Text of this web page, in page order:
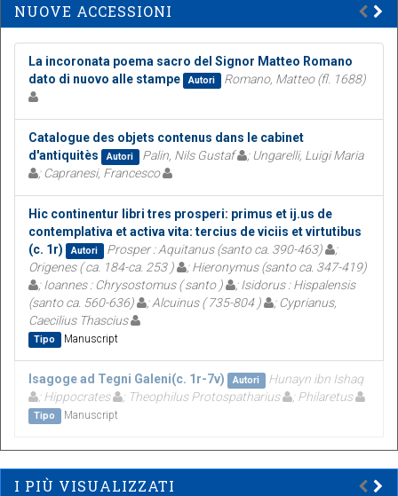
NUOVE ACCESSIONI
La incoronata poema sacro del Signor Matteo Romano
dato di nuovo alle stampe
Autori Romano, Matteo (fl. 1688)
Catalogue des objets contenus dans le cabinet
d'antiquitès
Autori Palin, Nils Gustaf
; Ungarelli, Luigi Maria
; Capranesi, Francesco
Hic continentur libri tres prosperi: primus et ij.us de
contemplativa et activa vita: tercius de viciis et virtutibus
(c. 1r)
Autori Prosper : Aquitanus (santo ca. 390-463)
;
Origenes ( ca. 184-ca. 253 )
; Hieronymus (santo ca. 347-419)
; Ioannes : Chrysostomus ( santo )
; Isidorus : Hispalensis
(santo ca. 560-636)
; Alcuinus ( 735-804 )
; Cyprianus,
Caecilius Thascius
Tipo Manuscript
Isagoge ad Tegni Galeni(c. 1r-7v) Autori
Hunayn ibn Ishaq
; Hippocrates
; Theophilus Protospatharius ; Philaretus
Tipo Manuscript
I PIÙ VISUALIZZATI